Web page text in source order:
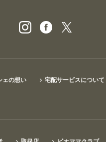
ビオ・マルシェの宅配
ェの想い 宅配サービスについて